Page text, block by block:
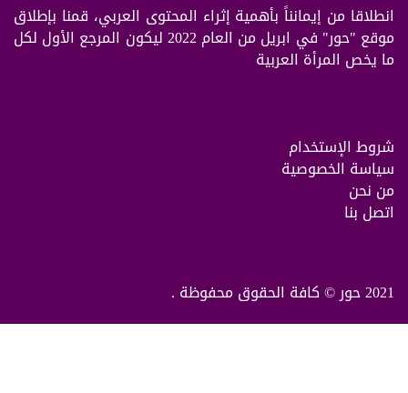
انطلاقا من إيمانناً بأهمية إثراء المحتوى العربي، قمنا بإطلاق
موقع "حور" في ابريل من العام 2022 ليكون المرجع الأول لكل
ما يخص المرأة العربية
شروط الإستخدام
سياسة الخصوصية
من نحن
اتصل بنا
2021 حور © كافة الحقوق محفوظة .